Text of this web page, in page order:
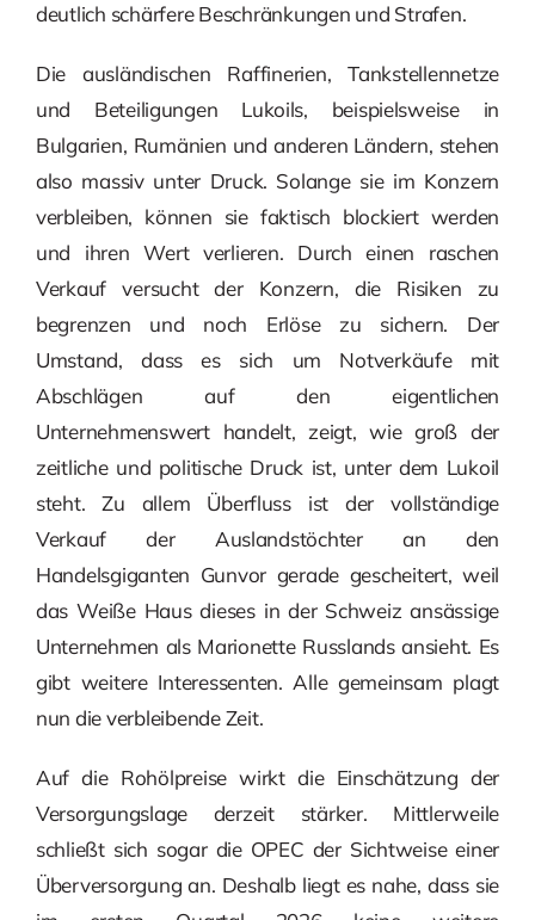
deutlich schärfere Beschränkungen und Strafen.
Die ausländischen Raffinerien, Tankstellennetze
und Beteiligungen Lukoils, beispielsweise in
Bulgarien, Rumänien und anderen Ländern, stehen
also massiv unter Druck. Solange sie im Konzern
verbleiben, können sie faktisch blockiert werden
und ihren Wert verlieren. Durch einen raschen
Verkauf versucht der Konzern, die Risiken zu
begrenzen und noch Erlöse zu sichern. Der
Umstand, dass es sich um Notverkäufe mit
Abschlägen auf den eigentlichen
Unternehmenswert handelt, zeigt, wie groß der
zeitliche und politische Druck ist, unter dem Lukoil
steht. Zu allem Überfluss ist der vollständige
Verkauf der Auslandstöchter an den
Handelsgiganten Gunvor gerade gescheitert, weil
das Weiße Haus dieses in der Schweiz ansässige
Unternehmen als Marionette Russlands ansieht. Es
gibt weitere Interessenten. Alle gemeinsam plagt
nun die verbleibende Zeit.
Auf die Rohölpreise wirkt die Einschätzung der
Versorgungslage derzeit stärker. Mittlerweile
schließt sich sogar die OPEC der Sichtweise einer
Überversorgung an. Deshalb liegt es nahe, dass sie